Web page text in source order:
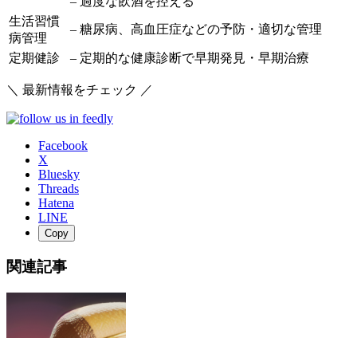
生活習慣
病管理
– 糖尿病、高血圧症などの予防・適切な管理
定期健診 – 定期的な健康診断で早期発見・早期治療
＼ 最新情報をチェック ／
Facebook
X
Bluesky
Threads
Hatena
LINE
Copy
関連記事